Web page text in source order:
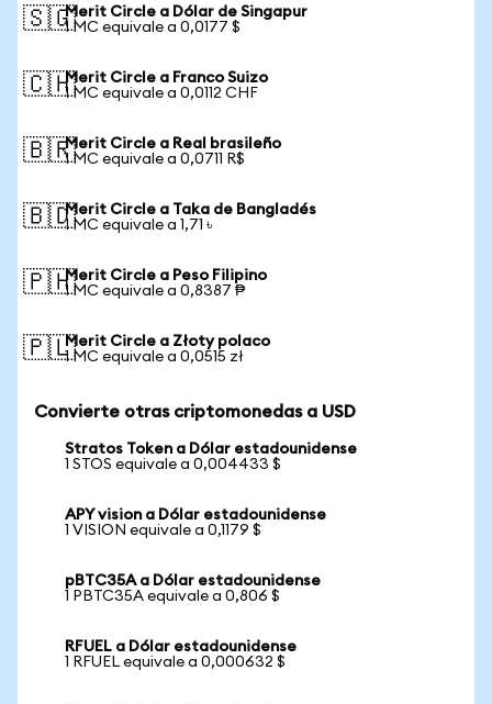
🇸🇬Merit Circle a Dólar de Singapur
1 MC equivale a 0,0177 $
🇨🇭Merit Circle a Franco Suizo
1 MC equivale a 0,0112 CHF
🇧🇷Merit Circle a Real brasileño
1 MC equivale a 0,0711 R$
🇧🇩Merit Circle a Taka de Bangladés
1 MC equivale a 1,71 ৳
🇵🇭Merit Circle a Peso Filipino
1 MC equivale a 0,8387 ₱
🇵🇱Merit Circle a Złoty polaco
1 MC equivale a 0,0515 zł
Convierte otras criptomonedas a USD
Stratos Token a Dólar estadounidense
1 STOS equivale a 0,004433 $
APY vision a Dólar estadounidense
1 VISION equivale a 0,1179 $
pBTC35A a Dólar estadounidense
1 PBTC35A equivale a 0,806 $
RFUEL a Dólar estadounidense
1 RFUEL equivale a 0,000632 $